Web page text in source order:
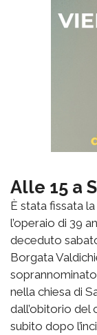
Alle 15 a
È stata fissata
l’operaio di 39
deceduto
Borgata
nella chiesa di
dall’obitorio
subito dopo